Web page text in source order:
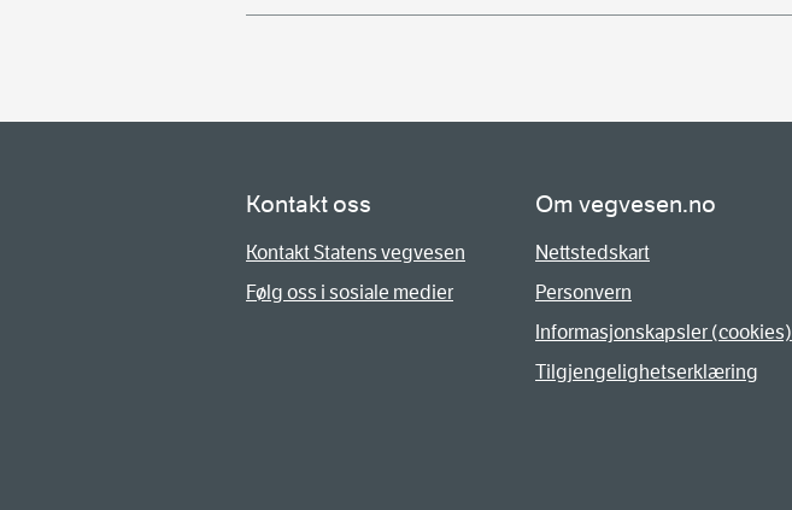
Kontakt oss
Kontakt Statens vegvesen
Følg oss i sosiale medier
Om vegvesen.no
Nettstedskart
Personvern
Informasjonskapsler (cookies)
Tilgjengelighetserklæring